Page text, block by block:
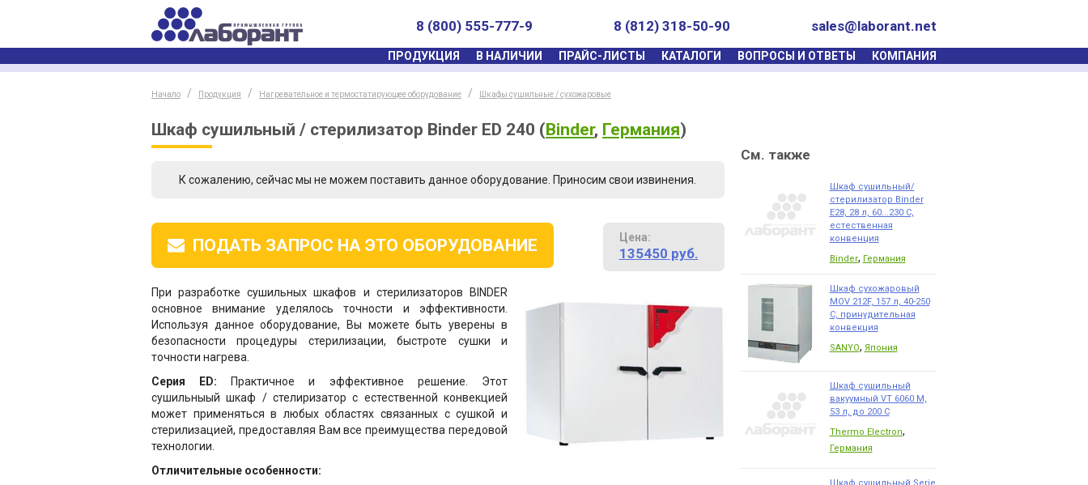
sales@laborant.net
8 (812) 318-50-90
8 (800) 555-777-9
ПРОДУКЦИЯ В НАЛИЧИИ ПРАЙС-ЛИСТЫ КАТАЛОГИ ВОПРОСЫ И ОТВЕТЫ КОМПАНИЯ
Начало Продукция Нагревательное и термостатирующее оборудование Шкафы сушильные / сухожаровые
Шкаф сушильный / стерилизатор Binder ED 240 (Binder, Германия)
К сожалению, сейчас мы не можем поставить данное оборудование. Приносим свои извинения.
ПОДАТЬ ЗАПРОС НА ЭТО ОБОРУДОВАНИЕ Цена:
135450 руб.
При разработке сушильных шкафов и стерилизаторов BINDER
основное внимание уделялось точности и эффективности.
Используя данное оборудование, Вы можете быть уверены в
безопасности процедуры стерилизации, быстроте сушки и
точности нагрева.
Серия ED: Практичное и эффективное решение. Этот
сушильныый шкаф / стелиризатор с естественной конвекцией
может применяться в любых областях связанных с сушкой и
стерилизацией, предоставляя Вам все преимущества передовой
технологии.
Отличительные особенности:
См. также
Шкаф сушильный/
стерилизатор Binder
Е28, 28 л, 60...230 С,
естественная
конвенция
Binder, Германия
Шкаф сухожаровый
MOV 212F, 157 л, 40-250
С, принудительная
конвекция
SANYO, Япония
Шкаф сушильный
вакуумный VT 6060 M,
53 л, до 200 С
Thermo Electron,
Германия